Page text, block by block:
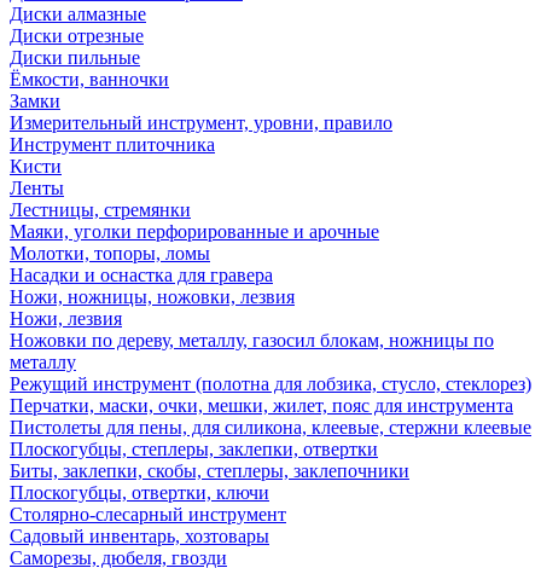
Диски алмазные
Диски отрезные
Диски пильные
Ёмкости, ванночки
Замки
Измерительный инструмент, уровни, правило
Инструмент плиточника
Кисти
Ленты
Лестницы, стремянки
Маяки, уголки перфорированные и арочные
Молотки, топоры, ломы
Насадки и оснастка для гравера
Ножи, ножницы, ножовки, лезвия
Ножи, лезвия
Ножовки по дереву, металлу, газосил блокам, ножницы по
металлу
Режущий инструмент (полотна для лобзика, стусло, стеклорез)
Перчатки, маски, очки, мешки, жилет, пояс для инструмента
Пистолеты для пены, для силикона, клеевые, стержни клеевые
Плоскогубцы, степлеры, заклепки, отвертки
Биты, заклепки, скобы, степлеры, заклепочники
Плоскогубцы, отвертки, ключи
Столярно-слесарный инструмент
Садовый инвентарь, хозтовары
Саморезы, дюбеля, гвозди